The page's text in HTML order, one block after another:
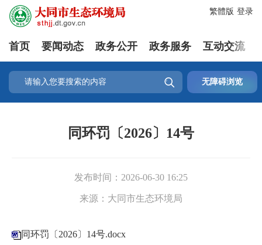
登录
繁體版
首页 要闻动态 政务公开 政务服务 互动交流
 无障碍浏览
同环罚〔2026〕14号
发布时间： 2026-06-30 16:25
来源： 大同市生态环境局
同环罚〔2026〕14号.docx